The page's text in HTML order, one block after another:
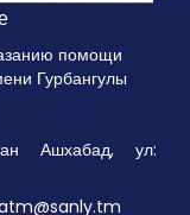
помощи
Гурбангулы
Ашхабад, ул: